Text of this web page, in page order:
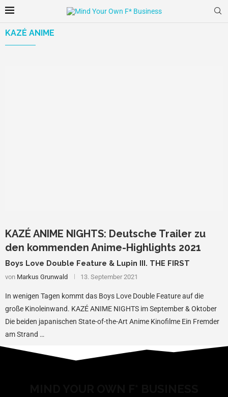
KAZÉ ANIME
KAZÉ ANIME NIGHTS: Deutsche Trailer zu
den kommenden Anime-Highlights 2021
Boys Love Double Feature & Lupin III. THE FIRST
von Markus Grunwald 13. September 2021
In wenigen Tagen kommt das Boys Love Double Feature auf die
große Kinoleinwand. KAZÉ ANIME NIGHTS im September & Oktober
Die beiden japanischen State-of-the-Art Anime Kinofilme Ein Fremder
am Strand …